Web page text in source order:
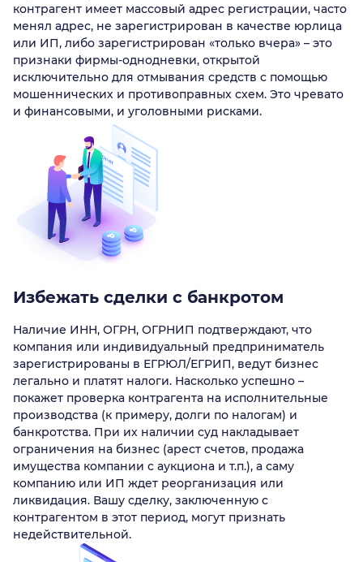
контрагент имеет массовый адрес регистрации, часто
менял адрес, не зарегистрирован в качестве юрлица
или ИП, либо зарегистрирован «только вчера» – это
признаки фирмы-однодневки, открытой
исключительно для отмывания средств с помощью
мошеннических и противоправных схем. Это чревато
и финансовыми, и уголовными рисками.
Избежать сделки с банкротом
Наличие ИНН, ОГРН, ОГРНИП подтверждают, что
компания или индивидуальный предприниматель
зарегистрированы в ЕГРЮЛ/ЕГРИП, ведут бизнес
легально и платят налоги. Насколько успешно –
покажет проверка контрагента на исполнительные
производства (к примеру, долги по налогам) и
банкротства. При их наличии суд накладывает
ограничения на бизнес (арест счетов, продажа
имущества компании с аукциона и т.п.), а саму
компанию или ИП ждет реорганизация или
ликвидация. Вашу сделку, заключенную с
контрагентом в этот период, могут признать
недействительной.